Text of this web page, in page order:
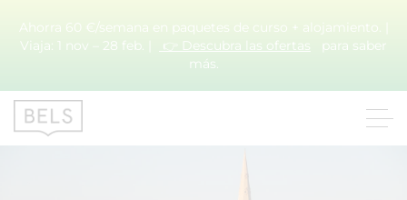
Ahorra 60 €/semana en paquetes de curso + alojamiento. |
Viaja: 1 nov – 28 feb. |
👉 Descubra las ofertas para saber
más.